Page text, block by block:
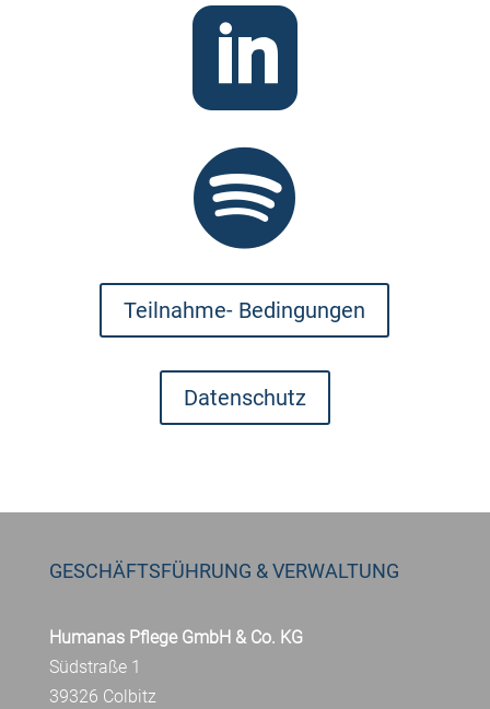


Teilnahme- Bedingungen
Datenschutz
GESCHÄFTSFÜHRUNG & VERWALTUNG
Humanas Pflege GmbH & Co. KG
Südstraße 1
39326 Colbitz